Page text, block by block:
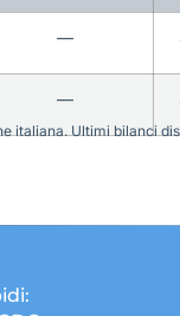
—
—
italiana. Ultimi bilanci